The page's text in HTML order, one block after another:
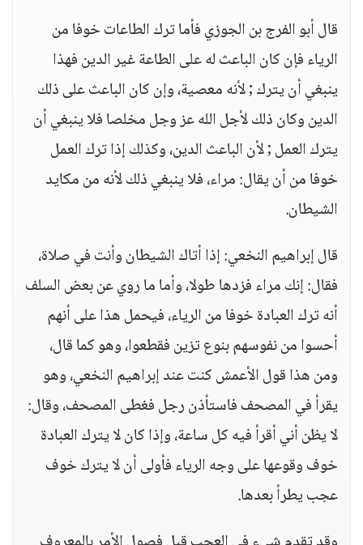
قال أبو الفرج بن الجوزي فأما ترك الطاعات خوفا من
الرياء فإن كان الباعث له على الطاعة غير الدين فهذا
ينبغي أن يترك ; لأنه معصية، وإن كان الباعث على ذلك
الدين وكان ذلك لأجل الله عز وجل مخلصا فلا ينبغي أن
يترك العمل ; لأن الباعث الدين، وكذلك إذا ترك العمل
خوفا من أن يقال: مراء، فلا ينبغي ذلك لأنه من مكايد
الشيطان.
قال إبراهيم النخعي: إذا أتاك الشيطان وأنت في صلاة،
فقال: إنك مراء فزدها طولا، وأما ما روي عن بعض السلف
أنه ترك العبادة خوفا من الرياء، فيحمل هذا على أنهم
أحسوا من نفوسهم بنوع تزين فقطعوا، وهو كما قال،
ومن هذا قول الأعمش كنت عند إبراهيم النخعي، وهو
يقرأ في المصحف فاستأذن رجل فغطى المصحف، وقال:
لا يظن أني أقرأ فيه كل ساعة، وإذا كان لا يترك العبادة
خوف وقوعها على وجه الرياء فأولى أن لا يترك خوف
عجب يطرأ بعدها.